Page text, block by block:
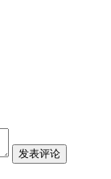
发表评论